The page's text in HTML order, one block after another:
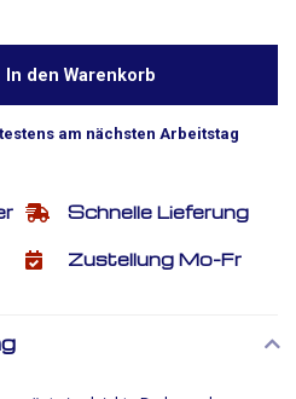
In den Warenkorb
am nächsten Arbeitstag
Schnelle Lieferung
Zustellung Mo-Fr